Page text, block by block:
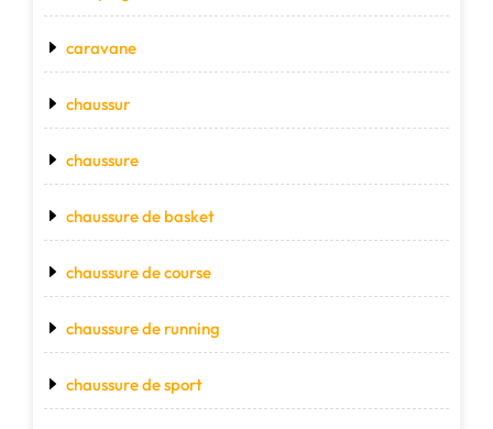
caravane
chaussur
chaussure
chaussure de basket
chaussure de course
chaussure de running
chaussure de sport